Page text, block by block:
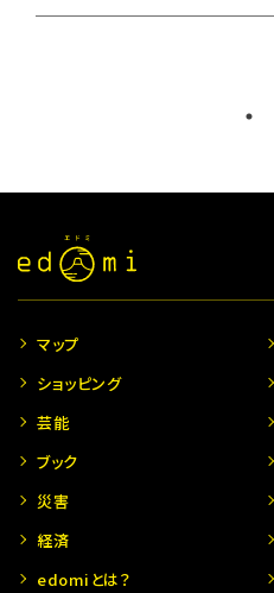
マップ
ショッピング
芸能
ブック
災害
経済
edomiとは？